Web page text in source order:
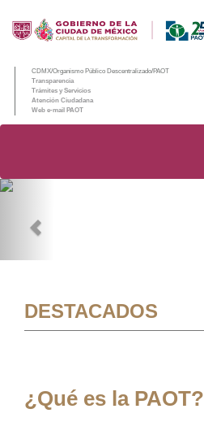
CDMX/Organismo Público Descentralizado/PAOT
Transparencia
Trámites y Servicios
Atención Ciudadana
Web e-mail PAOT
DESTACADOS
¿Qué es la PAOT?